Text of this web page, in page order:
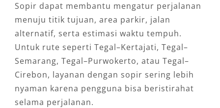
Sopir dapat membantu mengatur perjalanan
menuju titik tujuan, area parkir, jalan
alternatif, serta estimasi waktu tempuh.
Untuk rute seperti Tegal–Kertajati, Tegal–
Semarang, Tegal–Purwokerto, atau Tegal–
Cirebon, layanan dengan sopir sering lebih
nyaman karena pengguna bisa beristirahat
selama perjalanan.